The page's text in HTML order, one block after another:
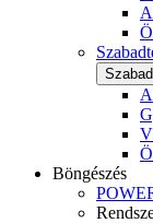
Böngészés